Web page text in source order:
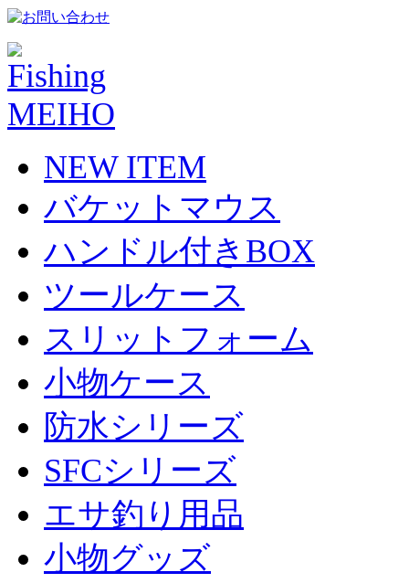
NEW ITEM
バケットマウス
ハンドル付きBOX
ツールケース
スリットフォーム
小物ケース
防水シリーズ
SFCシリーズ
エサ釣り用品
小物グッズ